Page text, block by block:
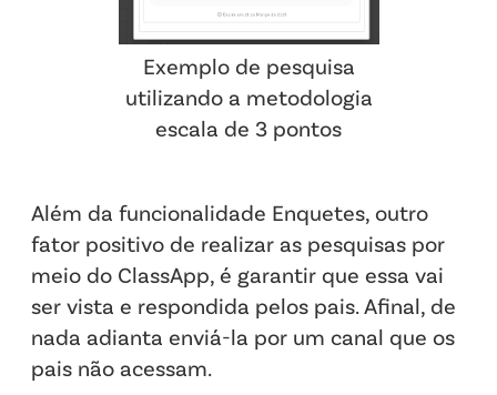
Exemplo de pesquisa
utilizando a metodologia
escala de 3 pontos
Além da funcionalidade Enquetes, outro
fator positivo de realizar as pesquisas por
meio do ClassApp, é garantir que essa vai
ser vista e respondida pelos pais. Afinal, de
nada adianta enviá-la por um canal que os
pais não acessam.